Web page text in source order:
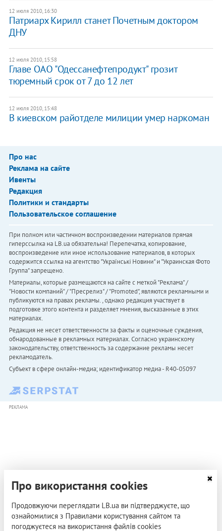
12 июля 2010, 16:30
Патриарх Кирилл станет Почетным доктором
ДНУ
12 июля 2010, 15:58
Главе ОАО "Одессанефтепродукт" грозит
тюремный срок от 7 до 12 лет
12 июля 2010, 15:48
В киевском райотделе милиции умер наркоман
Про нас
Реклама на сайте
Ивенты
Редакция
Политики и стандарты
Пользовательское соглашение
При полном или частичном воспроизведении материалов прямая
гиперссылка на LB.ua обязательна! Перепечатка, копирование,
воспроизведение или иное использование материалов, в которых
содержится ссылка на агентство "Українськi Новини" и "Украинская Фото
Группа" запрещено.
Материалы, которые размещаются на сайте с меткой "Реклама" /
"Новости компаний" / "Пресрелиз" / "Promoted", являются рекламными и
публикуются на правах рекламы. , однако редакция участвует в
подготовке этого контента и разделяет мнения, высказанные в этих
материалах.
Редакция не несет ответственности за факты и оценочные суждения,
обнародованные в рекламных материалах. Согласно украинскому
законодательству, ответственность за содержание рекламы несет
рекламодатель.
Субъект в сфере онлайн-медиа; идентификатор медиа - R40-05097
РЕКЛАМА
Про використання cookies
Продовжуючи переглядати LB.ua ви підтверджуєте, що
ознайомилися з Правилами користування сайтом та
погоджуєтеся на використання файлів cookies